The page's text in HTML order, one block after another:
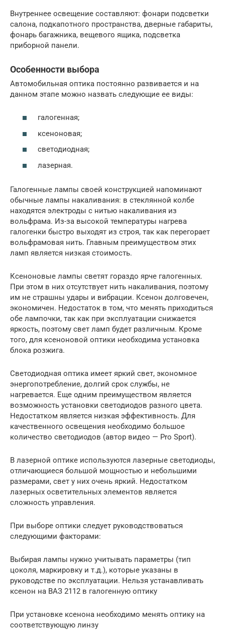
Внутреннее освещение составляют: фонари подсветки
салона, подкапотного пространства, дверные габариты,
фонарь багажника, вещевого ящика, подсветка
приборной панели.
Особенности выбора
Автомобильная оптика постоянно развивается и на
данном этапе можно назвать следующие ее виды:
галогенная;
ксеноновая;
светодиодная;
лазерная.
Галогенные лампы своей конструкцией напоминают
обычные лампы накаливания: в стеклянной колбе
находятся электроды с нитью накаливания из
вольфрама. Из-за высокой температуры нагрева
галогенки быстро выходят из строя, так как перегорает
вольфрамовая нить. Главным преимуществом этих
ламп является низкая стоимость.
Ксеноновые лампы светят гораздо ярче галогенных.
При этом в них отсутствует нить накаливания, поэтому
им не страшны удары и вибрации. Ксенон долговечен,
экономичен. Недостаток в том, что менять приходиться
обе лампочки, так как при эксплуатации снижается
яркость, поэтому свет ламп будет различным. Кроме
того, для ксеноновой оптики необходима установка
блока розжига.
Светодиодная оптика имеет яркий свет, экономное
энергопотребление, долгий срок службы, не
нагревается. Еще одним преимуществом является
возможность установки светодиодов разного цвета.
Недостатком является низкая эффективность. Для
качественного освещения необходимо большое
количество светодиодов (автор видео — Pro Sport).
В лазерной оптике используются лазерные светодиоды,
отличающиеся большой мощностью и небольшими
размерами, свет у них очень яркий. Недостатком
лазерных осветительных элементов является
сложность управления.
При выборе оптики следует руководствоваться
следующими факторами:
Выбирая лампы нужно учитывать параметры (тип
цоколя, маркировку и т.д.), которые указаны в
руководстве по эксплуатации. Нельзя устанавливать
ксенон на ВАЗ 2112 в галогенную оптику
При установке ксенона необходимо менять оптику на
соответствующую линзу